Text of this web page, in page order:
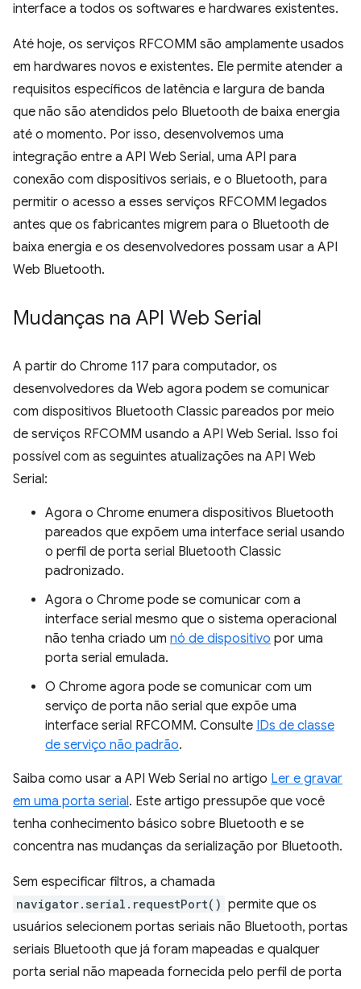
interface a todos os softwares e hardwares existentes.
Até hoje, os serviços RFCOMM são amplamente usados
em hardwares novos e existentes. Ele permite atender a
requisitos específicos de latência e largura de banda
que não são atendidos pelo Bluetooth de baixa energia
até o momento. Por isso, desenvolvemos uma
integração entre a API Web Serial, uma API para
conexão com dispositivos seriais, e o Bluetooth, para
permitir o acesso a esses serviços RFCOMM legados
antes que os fabricantes migrem para o Bluetooth de
baixa energia e os desenvolvedores possam usar a API
Web Bluetooth.
Mudanças na API Web Serial
A partir do Chrome 117 para computador, os
desenvolvedores da Web agora podem se comunicar
com dispositivos Bluetooth Classic pareados por meio
de serviços RFCOMM usando a API Web Serial. Isso foi
possível com as seguintes atualizações na API Web
Serial:
Agora o Chrome enumera dispositivos Bluetooth
pareados que expõem uma interface serial usando
o perfil de porta serial Bluetooth Classic
padronizado.
Agora o Chrome pode se comunicar com a
interface serial mesmo que o sistema operacional
não tenha criado um nó de dispositivo por uma
porta serial emulada.
O Chrome agora pode se comunicar com um
serviço de porta não serial que expõe uma
interface serial RFCOMM. Consulte IDs de classe
de serviço não padrão.
Saiba como usar a API Web Serial no artigo Ler e gravar
em uma porta serial. Este artigo pressupõe que você
tenha conhecimento básico sobre Bluetooth e se
concentra nas mudanças da serialização por Bluetooth.
Sem especificar filtros, a chamada
navigator.serial.requestPort() permite que os
usuários selecionem portas seriais não Bluetooth, portas
seriais Bluetooth que já foram mapeadas e qualquer
porta serial não mapeada fornecida pelo perfil de porta